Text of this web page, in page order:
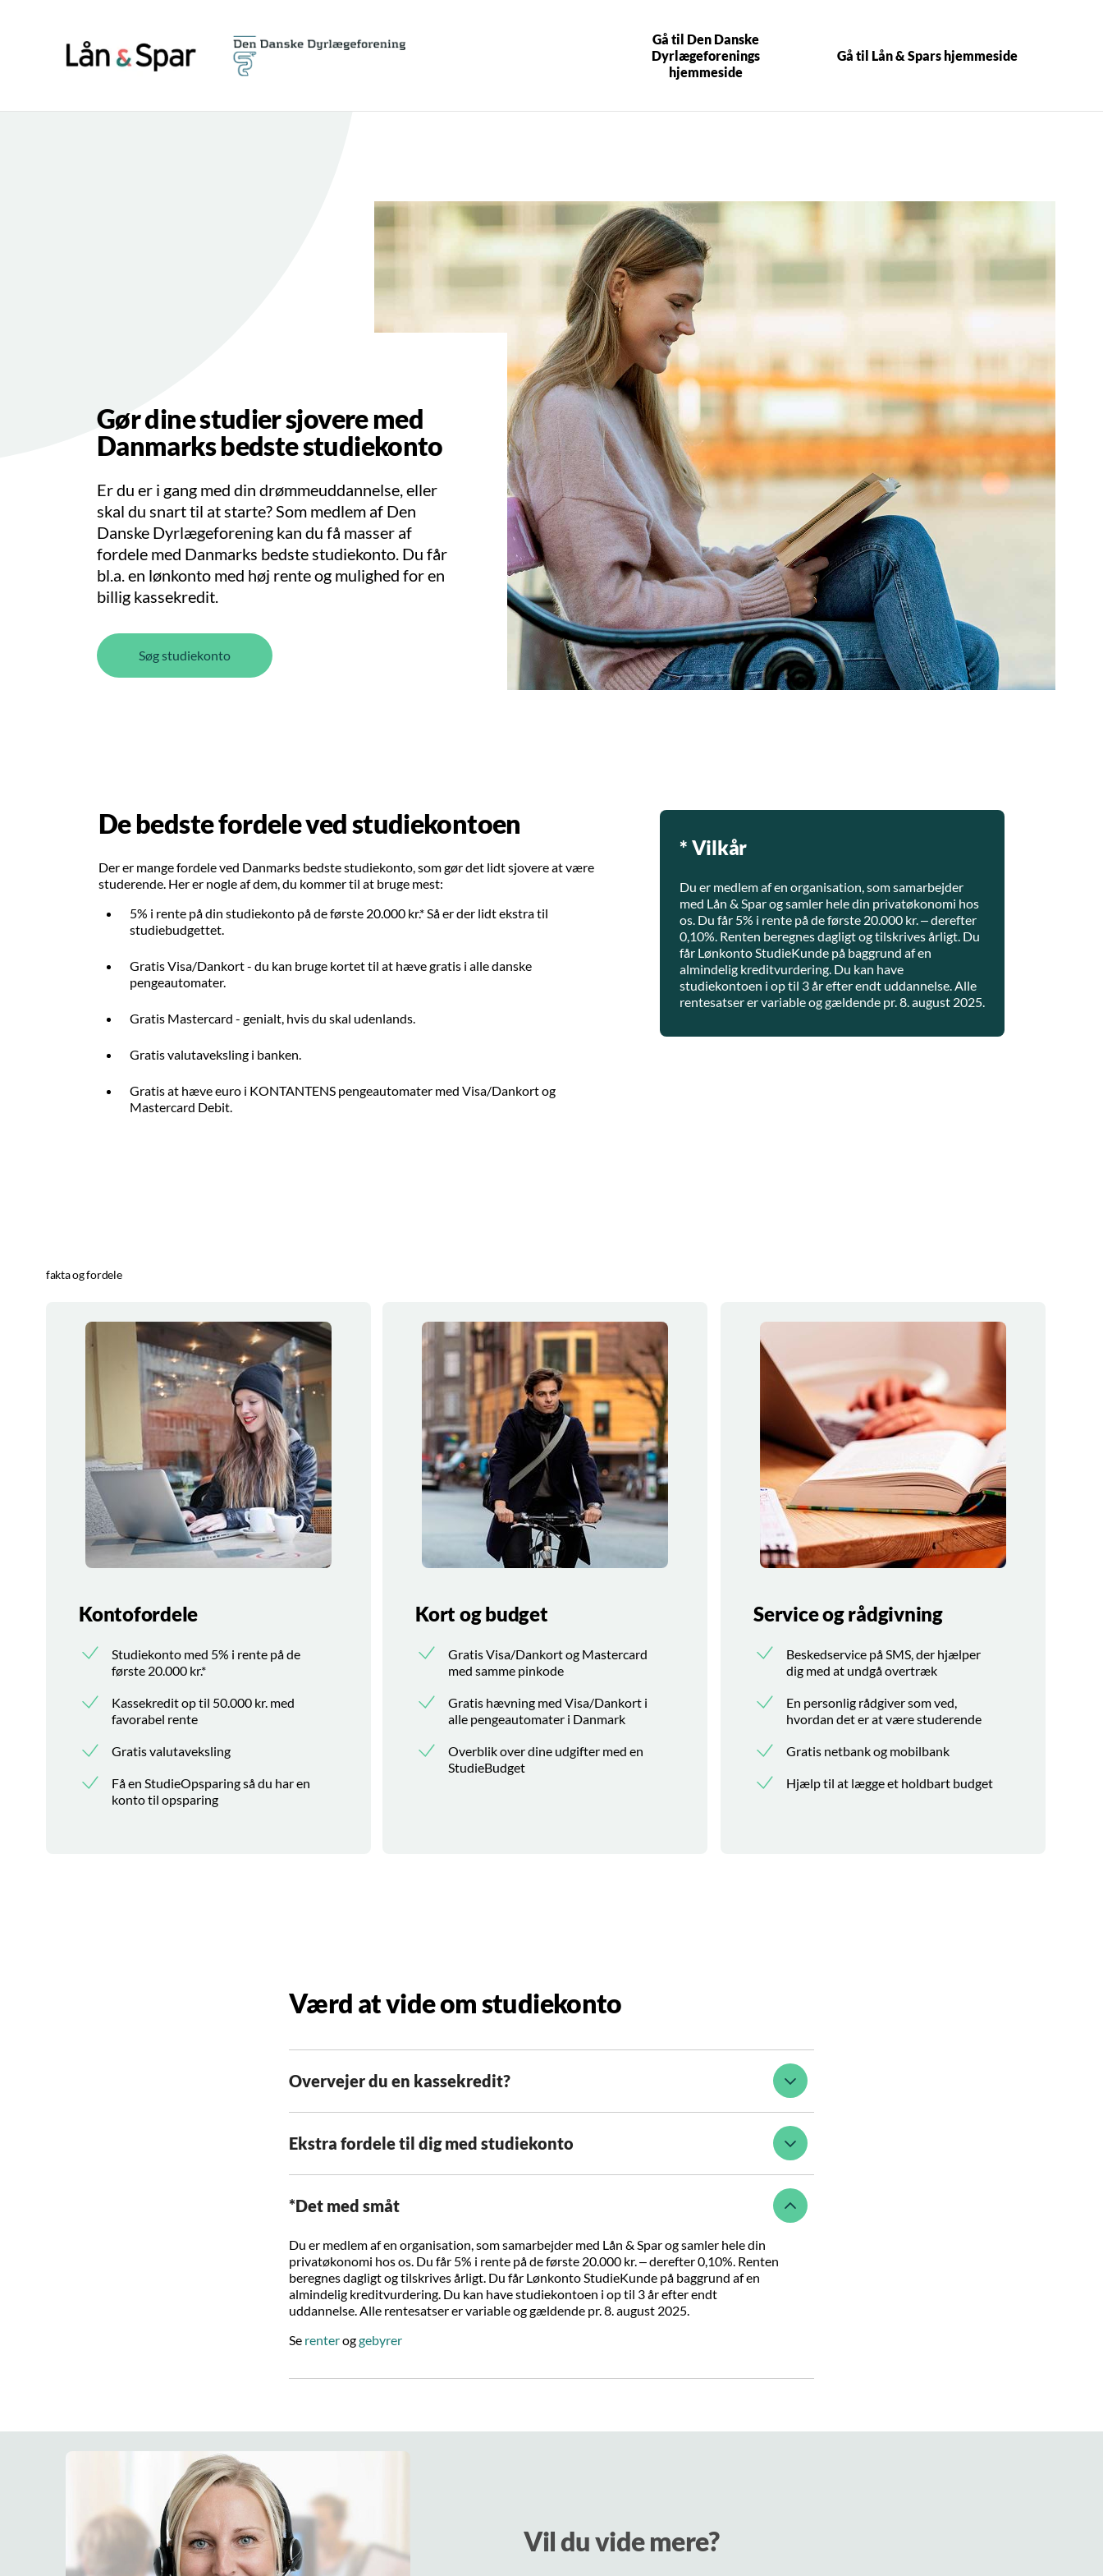
Gå til Den Danske
Dyrlægeforenings
hjemmeside
Gå til Lån & Spars hjemmeside
Gør dine studier sjovere med
Danmarks bedste studiekonto
Er du er i gang med din drømmeuddannelse, eller
skal du snart til at starte? Som medlem af Den
Danske Dyrlægeforening kan du få masser af
fordele med Danmarks bedste studiekonto. Du får
bl.a. en lønkonto med høj rente og mulighed for en
billig kassekredit.
Søg studiekonto
De bedste fordele ved studiekontoen
Der er mange fordele ved Danmarks bedste studiekonto, som gør det lidt sjovere at være
studerende. Her er nogle af dem, du kommer til at bruge mest:
5% i rente på din studiekonto på de første 20.000 kr.* Så er der lidt ekstra til
studiebudgettet.
Gratis Visa/Dankort - du kan bruge kortet til at hæve gratis i alle danske
pengeautomater.
Gratis Mastercard - genialt, hvis du skal udenlands.
Gratis valutaveksling i banken.
Gratis at hæve euro i KONTANTENS pengeautomater med Visa/Dankort og
Mastercard Debit.
* Vilkår
Du er medlem af en organisation, som samarbejder
med Lån & Spar og samler hele din privatøkonomi hos
os. Du får 5% i rente på de første 20.000 kr. – derefter
0,10%. Renten beregnes dagligt og tilskrives årligt. Du
får Lønkonto StudieKunde på baggrund af en
almindelig kreditvurdering. Du kan have
studiekontoen i op til 3 år efter endt uddannelse. Alle
rentesatser er variable og gældende pr. 8. august 2025.
fakta og fordele
Kontofordele
Studiekonto med 5% i rente på de
første 20.000 kr.*
Kassekredit op til 50.000 kr. med
favorabel rente
Gratis valutaveksling
Få en StudieOpsparing så du har en
konto til opsparing
Kort og budget
Gratis Visa/Dankort og Mastercard
med samme pinkode
Gratis hævning med Visa/Dankort i
alle pengeautomater i Danmark
Overblik over dine udgifter med en
StudieBudget
Service og rådgivning
Beskedservice på SMS, der hjælper
dig med at undgå overtræk
En personlig rådgiver som ved,
hvordan det er at være studerende
Gratis netbank og mobilbank
Hjælp til at lægge et holdbart budget
Værd at vide om studiekonto
Overvejer du en kassekredit?
Ekstra fordele til dig med studiekonto
*Det med småt
Du er medlem af en organisation, som samarbejder med Lån & Spar og samler hele din
privatøkonomi hos os. Du får 5% i rente på de første 20.000 kr. – derefter 0,10%. Renten
beregnes dagligt og tilskrives årligt. Du får Lønkonto StudieKunde på baggrund af en
almindelig kreditvurdering. Du kan have studiekontoen i op til 3 år efter endt
uddannelse. Alle rentesatser er variable og gældende pr. 8. august 2025.
Se renteroggebyrer
Vil du vide mere?